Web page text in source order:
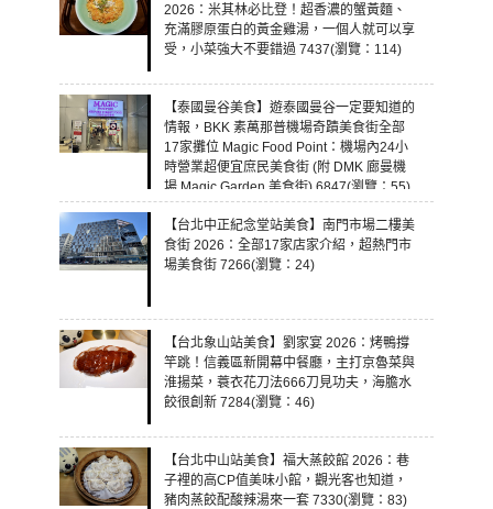
2026：米其林必比登！超香濃的蟹黃麵、
充滿膠原蛋白的黃金雞湯，一個人就可以享
受，小菜強大不要錯過 7437(瀏覽：114)
【泰國曼谷美食】遊泰國曼谷一定要知道的
情報，BKK 素萬那普機場奇蹟美食街全部
17家攤位 Magic Food Point：機場內24小
時營業超便宜庶民美食街 (附 DMK 廊曼機
場 Magic Garden 美食街) 6847(瀏覽：55)
【台北中正紀念堂站美食】南門市場二樓美
食街 2026：全部17家店家介紹，超熱門市
場美食街 7266(瀏覽：24)
【台北象山站美食】劉家宴 2026：烤鴨撐
竿跳！信義區新開幕中餐廳，主打京魯菜與
淮揚菜，蓑衣花刀法666刀見功夫，海膽水
餃很創新 7284(瀏覽：46)
【台北中山站美食】福大蒸餃館 2026：巷
子裡的高CP值美味小館，觀光客也知道，
豬肉蒸餃配酸辣湯來一套 7330(瀏覽：83)